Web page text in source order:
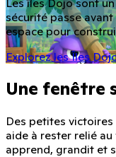
sécurité passe
espace pour
Explorez les Îles
Une fenêtre
Des petites
aide à rester relié
apprend, grandit et